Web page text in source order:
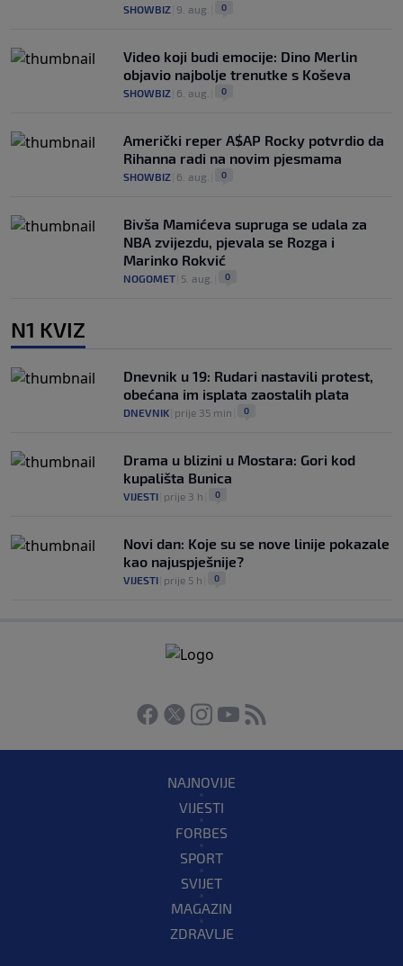
SHOWBIZ 9. aug. 0
Video koji budi emocije: Dino Merlin
objavio najbolje trenutke s Koševa
SHOWBIZ 6. aug. 0
Američki reper A$AP Rocky potvrdio da
Rihanna radi na novim pjesmama
SHOWBIZ 6. aug. 0
Bivša Mamićeva supruga se udala za
NBA zvijezdu, pjevala se Rozga i
Marinko Rokvić
NOGOMET 5. aug. 0
N1 KVIZ
Dnevnik u 19: Rudari nastavili protest,
obećana im isplata zaostalih plata
DNEVNIK prije 35 min 0
Drama u blizini u Mostara: Gori kod
kupališta Bunica
VIJESTI prije 3 h 0
Novi dan: Koje su se nove linije pokazale
kao najuspješnije?
VIJESTI prije 5 h 0
NAJNOVIJE
VIJESTI
FORBES
SPORT
SVIJET
MAGAZIN
ZDRAVLJE